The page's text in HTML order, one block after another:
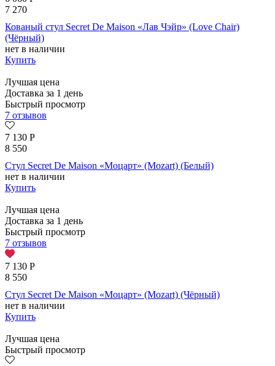
7 270
Кованый стул Secret De Maison «Лав Чэйр» (Love Chair)
(Чёрный)
нет в наличии
Купить
Лучшая цена
Доставка за 1 день
Быстрый просмотр
7 отзывов
7 130 Р
8 550
Стул Secret De Maison «Моцарт» (Mozart) (Белый)
нет в наличии
Купить
Лучшая цена
Доставка за 1 день
Быстрый просмотр
7 отзывов
7 130 Р
8 550
Стул Secret De Maison «Моцарт» (Mozart) (Чёрный)
нет в наличии
Купить
Лучшая цена
Быстрый просмотр